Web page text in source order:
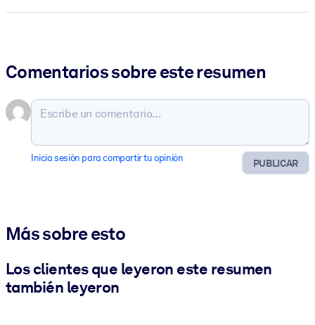
Comentarios sobre este resumen
PUBLICAR
Inicia sesión para compartir tu opinión
Más sobre esto
Los clientes que leyeron este resumen
también leyeron